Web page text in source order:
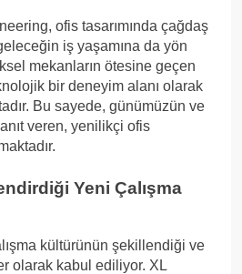
ofis tasarımında çağdaş
iş yaşamına da yön
mekanların ötesine geçen
bir deneyim alanı olarak
Bu sayede, günümüzün ve
veren, yenilikçi ofis
Yeni Çalışma
kültürünün şekillendiği ve
olarak kabul ediliyor. XL